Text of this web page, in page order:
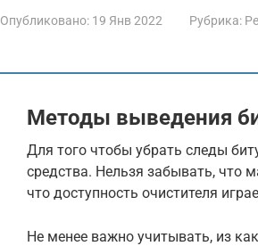
Опубликовано: 19 Янв 2022 Рубрика:
Методы выведения
Для того чтобы убрать следы
средства. Нельзя забывать, что
что доступность очистителя
Не менее важно учитывать, из